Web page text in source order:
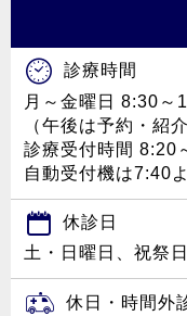
診療時間
月～金曜日 8:30～
（午後は予約・紹
診療受付時間 8:20
自動受付機は7:40
休診日
土・日曜日、祝祭
休日・時間外